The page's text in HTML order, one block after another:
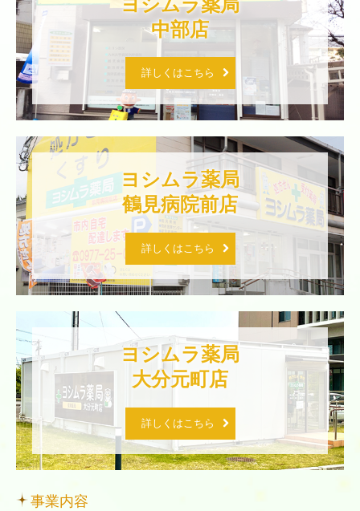
中部店
詳しくはこちら
ヨシムラ薬局
鶴見病院前店
詳しくはこちら
ヨシムラ薬局
大分元町店
詳しくはこちら
事業内容